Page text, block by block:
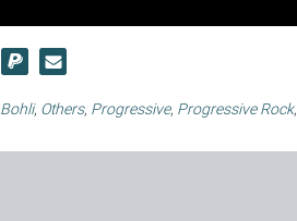
, Others, Progressive, Progressive Rock,